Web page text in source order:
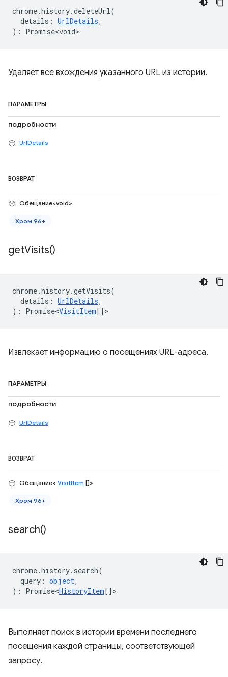
chrome.history.deleteUrl(
details : UrlDetails,
) : Promise<void>
Удаляет все вхождения указанного URL из истории.
ПАРАМЕТРЫ
подробности
UrlDetails
ВОЗВРАТ
Обещание<void>
Хром 96+
getVisits()
chrome.history.getVisits(
details : UrlDetails,
) : Promise<VisitItem[] >
Извлекает информацию о посещениях URL-адреса.
ПАРАМЕТРЫ
подробности
UrlDetails
ВОЗВРАТ
Обещание< VisitItem []>
Хром 96+
search()
chrome.history. search(
query : object,
) : Promise<HistoryItem[] >
Выполняет поиск в истории времени последнего
посещения каждой страницы, соответствующей
запросу.